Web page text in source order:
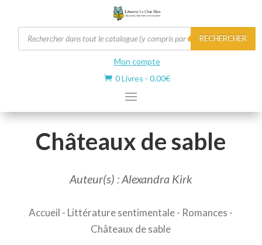
Recherche
de
produits
RECHERCHER
Mon compte
 0 Livres - 0.00€
Châteaux de sable
Auteur(s) : Alexandra Kirk
Accueil - Littérature sentimentale- Romances -
Châteaux de sable